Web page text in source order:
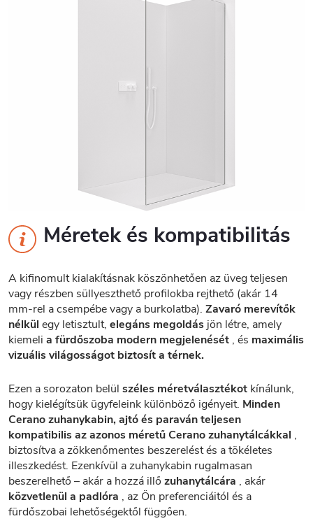
Méretek és kompatibilitás
A kifinomult kialakításnak köszönhetően az üveg teljesen
vagy részben süllyeszthető profilokba rejthető (akár 14
mm-rel a csempébe vagy a burkolatba). Zavaró merevítők
nélkül egy letisztult, elegáns megoldás jön létre, amely
kiemeli a fürdőszoba modern megjelenését , és maximális
vizuális világosságot biztosít a térnek.
Ezen a sorozaton belül széles méretválasztékot kínálunk,
hogy kielégítsük ügyfeleink különböző igényeit. Minden
Cerano zuhanykabin, ajtó és paraván teljesen
kompatibilis az azonos méretű Cerano zuhanytálcákkal ,
biztosítva a zökkenőmentes beszerelést és a tökéletes
illeszkedést. Ezenkívül a zuhanykabin rugalmasan
beszerelhető – akár a hozzá illő zuhanytálcára , akár
közvetlenül a padlóra , az Ön preferenciáitól és a
fürdőszobai lehetőségektől függően.